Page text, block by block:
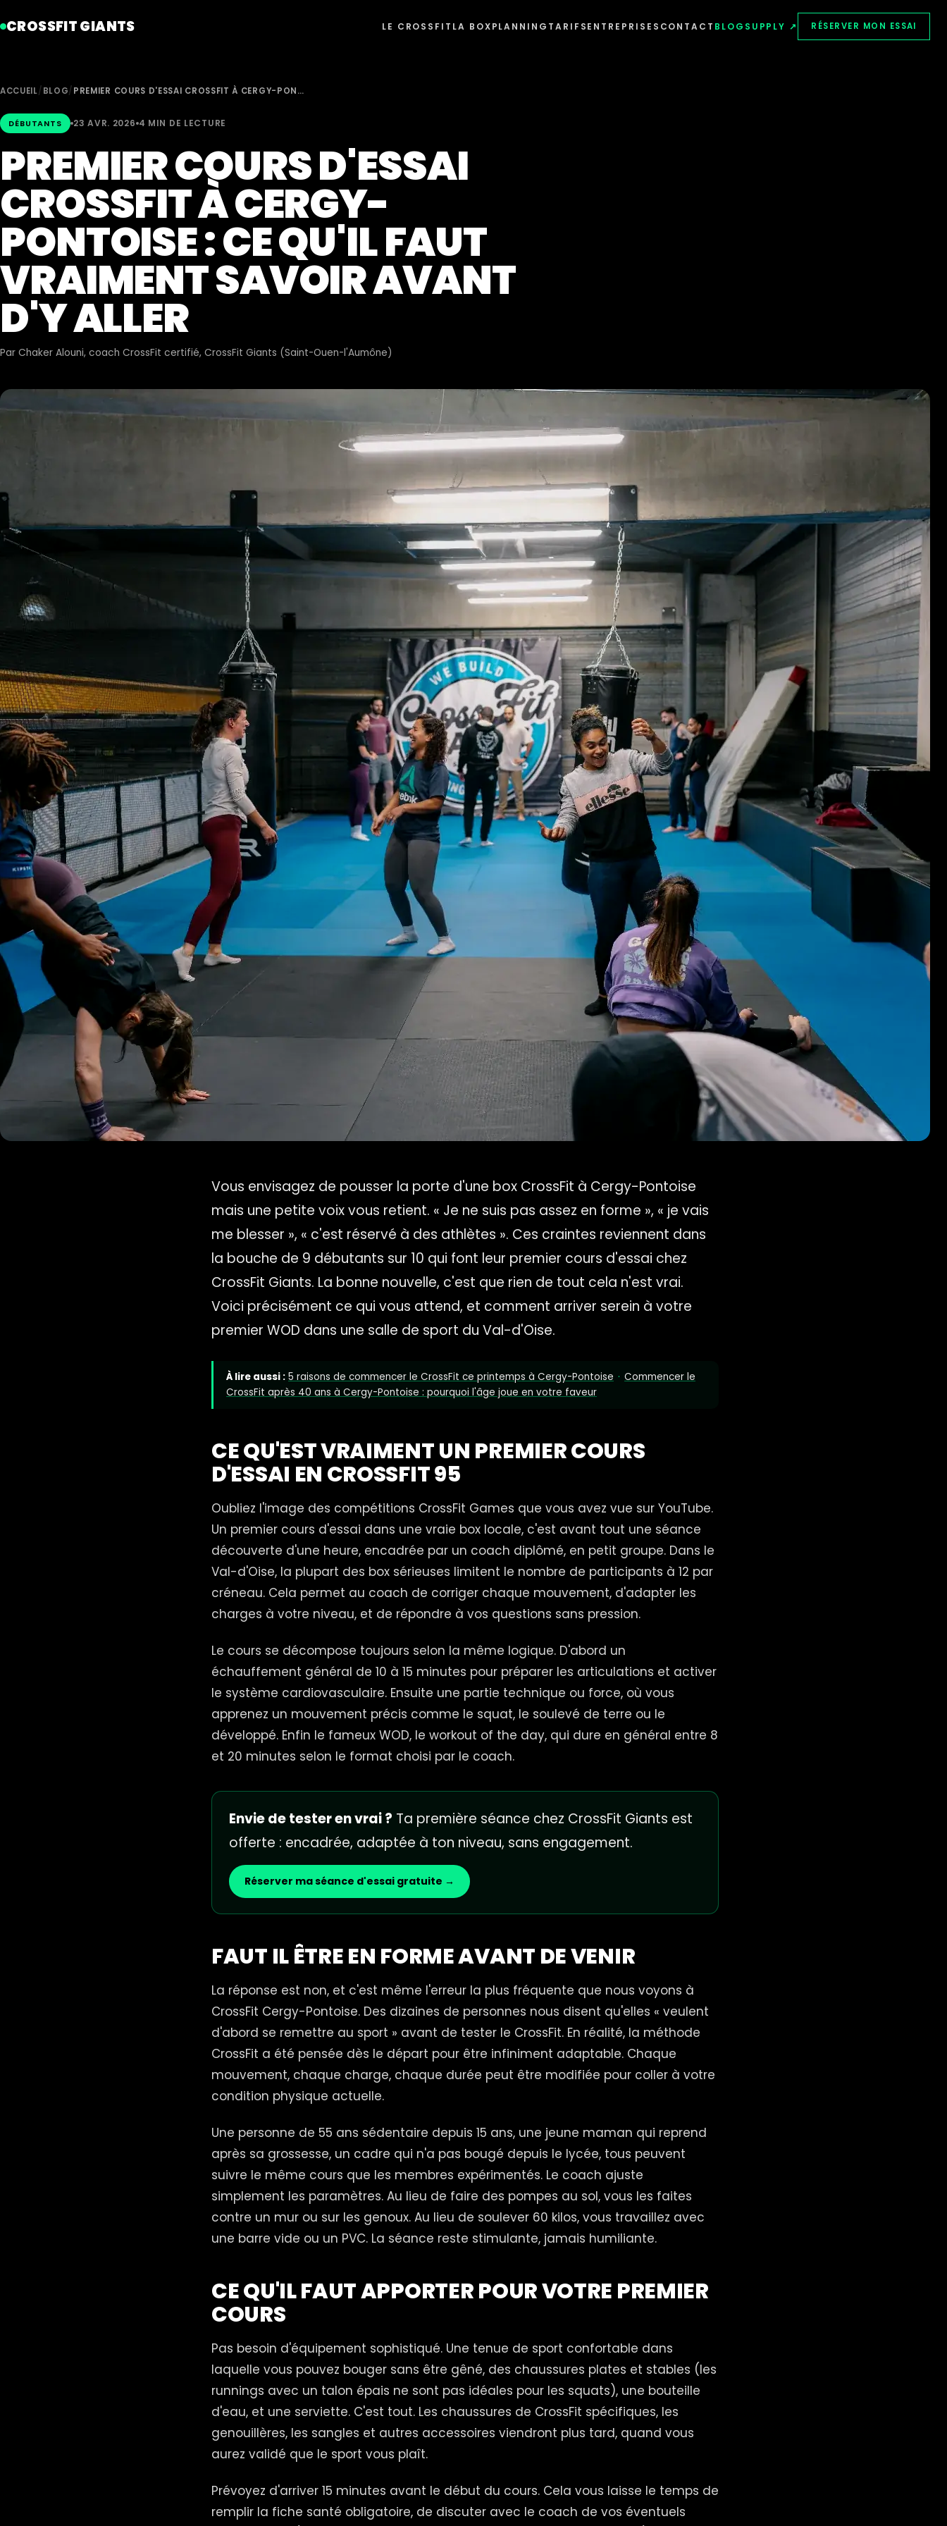
CROSSFIT GIANTS LE CROSSFIT LA BOXPLANNING TARIFSENTREPRISES CONTACT BLOG SUPPLY ↗ RÉSERVER MON ESSAI
ACCUEIL/ BLOG/ PREMIER COURS D'ESSAI CROSSFIT À CERGY-PON…
DÉBUTANTS 23 AVR. 2026 4 MIN DE LECTURE
PREMIER COURS D'ESSAI
CROSSFIT À CERGY-
PONTOISE : CE QU'IL FAUT
VRAIMENT SAVOIR AVANT
D'Y ALLER
Par Chaker Alouni, coach CrossFit certifié, CrossFit Giants (Saint-Ouen-l'Aumône)
Vous envisagez de pousser la porte d'une box CrossFit à Cergy-Pontoise
mais une petite voix vous retient. « Je ne suis pas assez en forme », « je vais
me blesser », « c'est réservé à des athlètes ». Ces craintes reviennent dans
la bouche de 9 débutants sur 10 qui font leur premier cours d'essai chez
CrossFit Giants. La bonne nouvelle, c'est que rien de tout cela n'est vrai.
Voici précisément ce qui vous attend, et comment arriver serein à votre
premier WOD dans une salle de sport du Val-d'Oise.
À lire aussi : 5 raisons de commencer le CrossFit ce printemps à Cergy-Pontoise · Commencer le
CrossFit après 40 ans à Cergy-Pontoise : pourquoi l'âge joue en votre faveur
CE QU'EST VRAIMENT UN PREMIER COURS
D'ESSAI EN CROSSFIT 95
Oubliez l'image des compétitions CrossFit Games que vous avez vue sur YouTube.
Un premier cours d'essai dans une vraie box locale, c'est avant tout une séance
découverte d'une heure, encadrée par un coach diplômé, en petit groupe. Dans le
Val-d'Oise, la plupart des box sérieuses limitent le nombre de participants à 12 par
créneau. Cela permet au coach de corriger chaque mouvement, d'adapter les
charges à votre niveau, et de répondre à vos questions sans pression.
Le cours se décompose toujours selon la même logique. D'abord un
échauffement général de 10 à 15 minutes pour préparer les articulations et activer
le système cardiovasculaire. Ensuite une partie technique ou force, où vous
apprenez un mouvement précis comme le squat, le soulevé de terre ou le
développé. Enfin le fameux WOD, le workout of the day, qui dure en général entre 8
et 20 minutes selon le format choisi par le coach.
Envie de tester en vrai ? Ta première séance chez CrossFit Giants est
offerte : encadrée, adaptée à ton niveau, sans engagement.
Réserver ma séance d'essai gratuite →
FAUT IL ÊTRE EN FORME AVANT DE VENIR
La réponse est non, et c'est même l'erreur la plus fréquente que nous voyons à
CrossFit Cergy-Pontoise. Des dizaines de personnes nous disent qu'elles « veulent
d'abord se remettre au sport » avant de tester le CrossFit. En réalité, la méthode
CrossFit a été pensée dès le départ pour être infiniment adaptable. Chaque
mouvement, chaque charge, chaque durée peut être modifiée pour coller à votre
condition physique actuelle.
Une personne de 55 ans sédentaire depuis 15 ans, une jeune maman qui reprend
après sa grossesse, un cadre qui n'a pas bougé depuis le lycée, tous peuvent
suivre le même cours que les membres expérimentés. Le coach ajuste
simplement les paramètres. Au lieu de faire des pompes au sol, vous les faites
contre un mur ou sur les genoux. Au lieu de soulever 60 kilos, vous travaillez avec
une barre vide ou un PVC. La séance reste stimulante, jamais humiliante.
CE QU'IL FAUT APPORTER POUR VOTRE PREMIER
COURS
Pas besoin d'équipement sophistiqué. Une tenue de sport confortable dans
laquelle vous pouvez bouger sans être gêné, des chaussures plates et stables (les
runnings avec un talon épais ne sont pas idéales pour les squats), une bouteille
d'eau, et une serviette. C'est tout. Les chaussures de CrossFit spécifiques, les
genouillères, les sangles et autres accessoires viendront plus tard, quand vous
aurez validé que le sport vous plaît.
Prévoyez d'arriver 15 minutes avant le début du cours. Cela vous laisse le temps de
remplir la fiche santé obligatoire, de discuter avec le coach de vos éventuels